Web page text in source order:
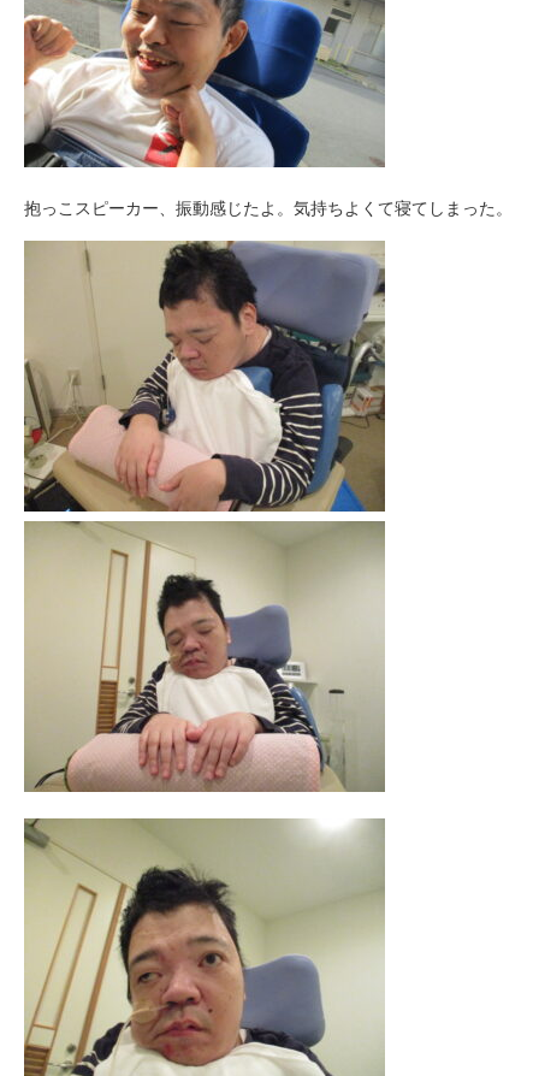
抱っこスピーカー、振動感じたよ。気持ちよくて寝てしまった。